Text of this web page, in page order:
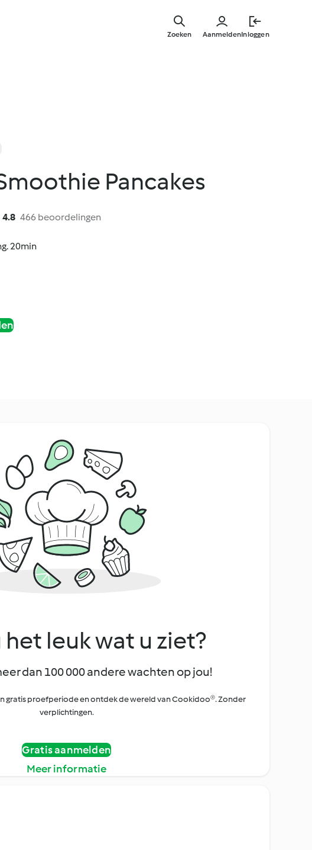
AanmeldenInloggen
Zoeken
Pancakes
4.8 466 beoordelingen
20min
leuk wat u ziet?
dan 100 000 andere wachten op jou!
gratis proefperiode en ontdek de wereld van Cookidoo®. Zonder
verplichtingen.
Gratis aanmelden
Meer informatie